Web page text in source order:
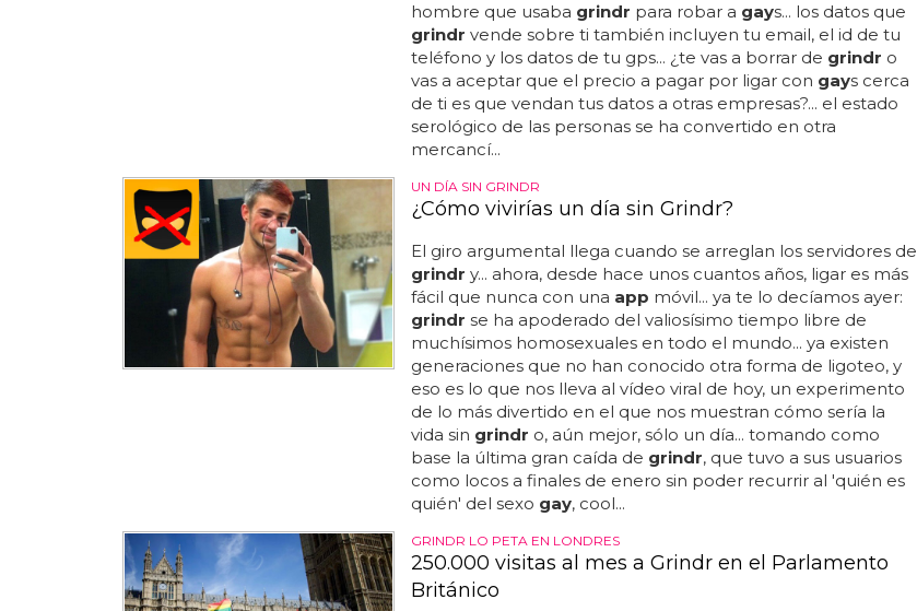
hombre que usaba grindr para robar a gays... los datos que
grindr vende sobre ti también incluyen tu email, el id de tu
teléfono y los datos de tu gps... ¿te vas a borrar de grindr o
vas a aceptar que el precio a pagar por ligar con gays cerca
de ti es que vendan tus datos a otras empresas?... el estado
serológico de las personas se ha convertido en otra
mercancí...
UN DÍA SIN GRINDR
¿Cómo vivirías un día sin Grindr?
El giro argumental llega cuando se arreglan los servidores de
grindr y... ahora, desde hace unos cuantos años, ligar es más
fácil que nunca con una app móvil... ya te lo decíamos ayer:
grindr se ha apoderado del valiosísimo tiempo libre de
muchísimos homosexuales en todo el mundo... ya existen
generaciones que no han conocido otra forma de ligoteo, y
eso es lo que nos lleva al vídeo viral de hoy, un experimento
de lo más divertido en el que nos muestran cómo sería la
vida sin grindr o, aún mejor, sólo un día... tomando como
base la última gran caída de grindr, que tuvo a sus usuarios
como locos a finales de enero sin poder recurrir al 'quién es
quién' del sexo gay, cool...
GRINDR LO PETA EN LONDRES
250.000 visitas al mes a Grindr en el Parlamento
Británico